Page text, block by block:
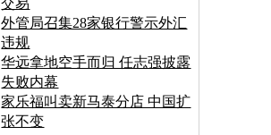
交易
外管局召集28家银行警示外汇
违规
华远拿地空手而归 任志强披露
失败内幕
家乐福叫卖新马泰分店 中国扩
张不变